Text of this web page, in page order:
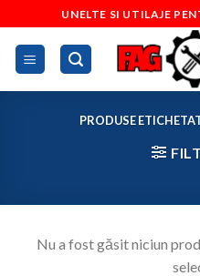
to
content
UNELTE SI UTILAJE
PRODUSE
Nu a fost găsit niciun